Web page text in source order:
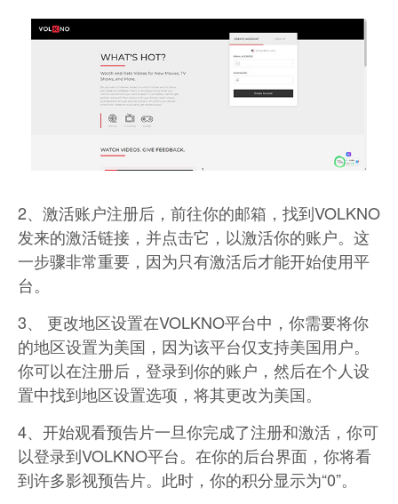
2、激活账户注册后，前往你的邮箱，找到VOLKNO
发来的激活链接，并点击它，以激活你的账户。这
一步骤非常重要，因为只有激活后才能开始使用平
台。
3、 更改地区设置在VOLKNO平台中，你需要将你
的地区设置为美国，因为该平台仅支持美国用户。
你可以在注册后，登录到你的账户，然后在个人设
置中找到地区设置选项，将其更改为美国。
4、开始观看预告片一旦你完成了注册和激活，你可
以登录到VOLKNO平台。在你的后台界面，你将看
到许多影视预告片。此时，你的积分显示为“0”。